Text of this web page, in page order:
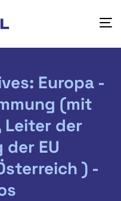
Europa -
(mit
Leiter der
EU
) -